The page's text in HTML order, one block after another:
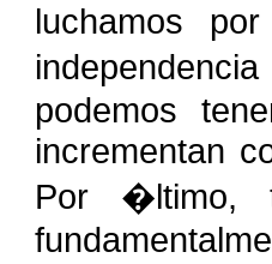
luchamos
podemos
incrementan
Por �ltimo,